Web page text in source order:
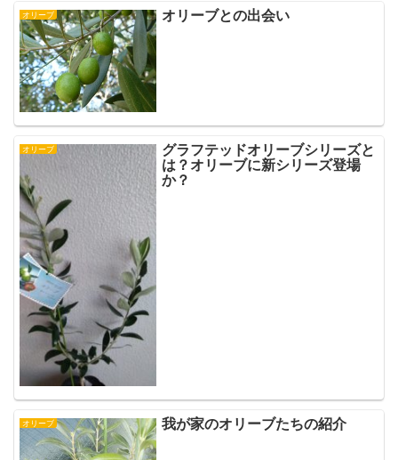
オリーブ オリーブとの出会い
オリーブ グラフテッドオリーブシリーズと
は？オリーブに新シリーズ登場
か？
オリーブ 我が家のオリーブたちの紹介